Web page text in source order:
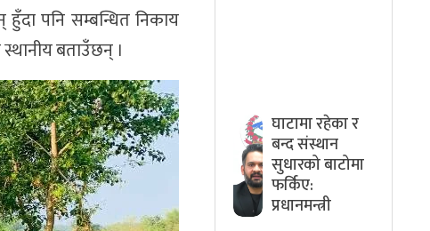
हुँदा पनि सम्बन्धित निकाय
बताउँछन् ।
घाटामा रहेका र
बन्द संस्थान
सुधारको बाटोमा
फर्किए:
प्रधानमन्त्री